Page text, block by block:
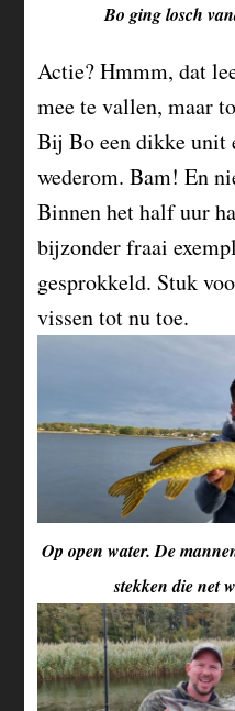
Bo ging losch
Actie? Hmmm, dat
mee te vallen, maar
Bij Bo een dikke unit
wederom. Bam! En
Binnen het half uur
bijzonder fraai
gesprokkeld. Stuk
vissen tot nu toe.
Op open water. De
stekken die net